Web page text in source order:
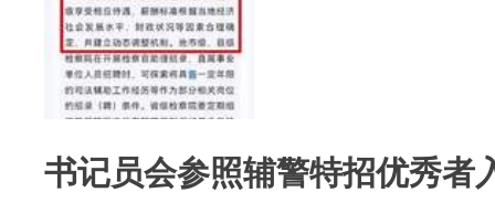
书记员会参照辅警特招优秀者